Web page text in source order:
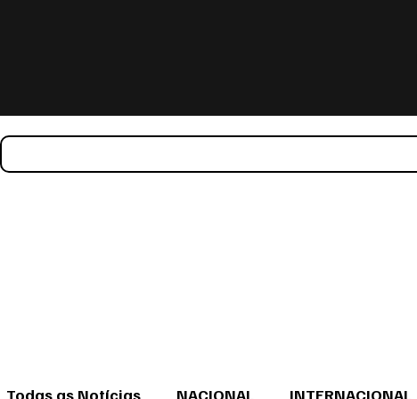
Todas as Notícias NACIONAL INTERNACIONAL